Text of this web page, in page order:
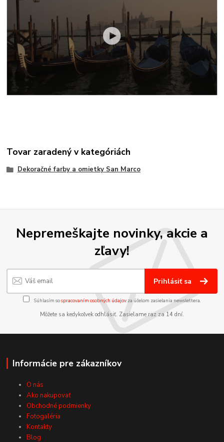
Tovar zaradený v kategóriách
Dekoračné farby a omietky San Marco
Nepremeškajte novinky, akcie a
zľavy!
Prihlásiť sa
Súhlasím sospracovaním osobných údajov za účelom zasielania newslettera.
Môžete sa kedykoľvek odhlásiť. Zasielame raz za 14 dní.
Informácie pre zákazníkov
O nás
Ako nakupovať
Obchodné podmienky
Fotogaléria
Kontakty
Blog